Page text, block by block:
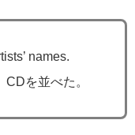
names.
を並べた。